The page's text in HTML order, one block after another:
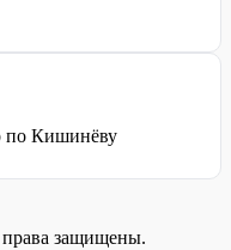
по Кишинёву
защищены.